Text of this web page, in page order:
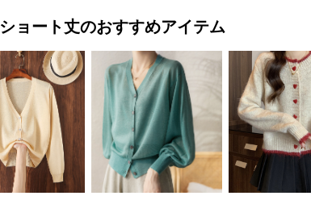
ショート丈のおすすめアイテム